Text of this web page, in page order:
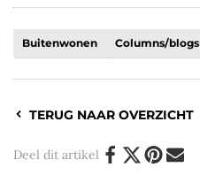
Buitenwonen Columns/blogs
TERUG NAAR OVERZICHT
Deel dit artikel